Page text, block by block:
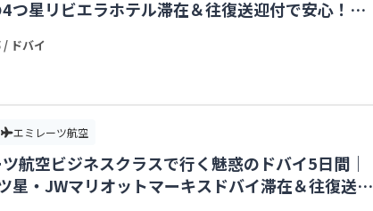
つ星リビエラホテル滞在＆往復送迎付で安心！
/ ドバイ
エミレーツ航空
航空ビジネスクラスで行く魅惑のドバイ5日間｜
星・JWマリオットマーキスドバイ滞在＆往復送迎